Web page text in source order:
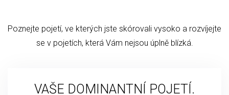
Poznejte pojetí, ve kterých jste skórovali vysoko a rozvíjejte
se v pojetích, která Vám nejsou úplně blízká.
VAŠE DOMINANTNÍ POJETÍ.